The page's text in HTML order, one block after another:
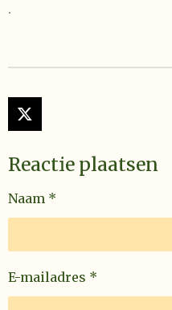
.
X
Reactie plaatsen
Naam *
E-mailadres *